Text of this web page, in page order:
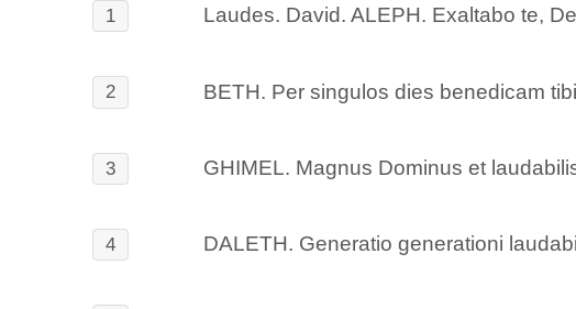
1 Laudes. David. ALEPH. Exaltabo te,
2 BETH. Per singulos dies benedicam
3 GHIMEL. Magnus Dominus et
4 DALETH. Generatio generationi